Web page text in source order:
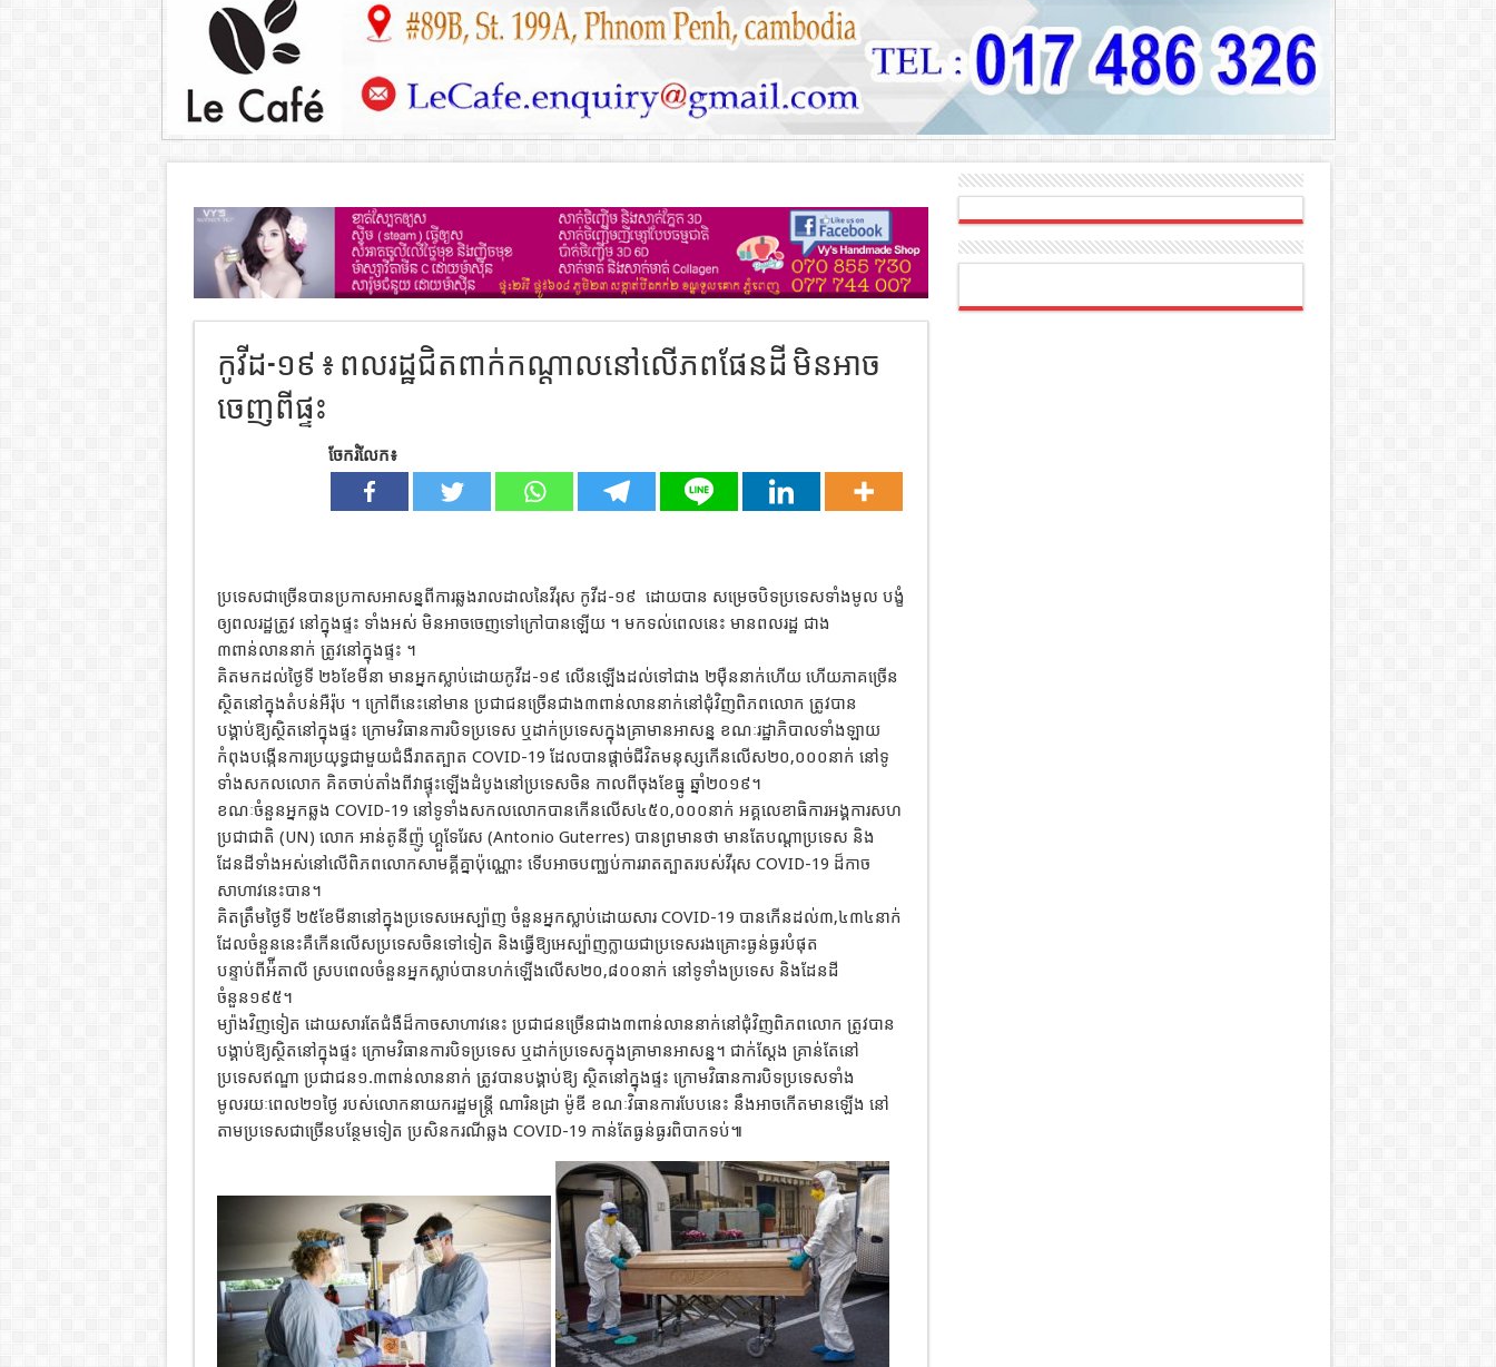
កូវីដ-១៩ ៖ ពលរដ្ឋជិតពាក់កណ្តាលនៅលើភពផែនដី មិនអាច
ចេញពីផ្ទះ
ចែករំលែក៖
ប្រទេសជាច្រើនបានប្រកាសអាសន្នពីការឆ្លងរាលដាលនៃវីរុស កូវីដ-១៩ ដោយបាន សម្រេចបិទប្រទេសទាំងមូល បង្ខំ
ឲ្យពលរដ្ឋត្រូវ នៅក្នុងផ្ទះ ទាំងអស់ មិនអាចចេញទៅក្រៅបានឡើយ ។ មកទល់ពេលនេះ មានពលរដ្ឋ ជាង
៣ពាន់លាននាក់ ត្រូវនៅក្នុងផ្ទះ ។
គិតមកដល់ថ្ងៃទី ២៦ខែមីនា មានអ្នកស្លាប់ដោយកូវីដ-១៩ លើនឡើងដល់ទៅជាង ២ម៉ឺននាក់ហើយ ហើយភាគច្រើន
ស្ថិតនៅក្នុងតំបន់អឺរ៉ុប ។ ក្រៅពីនេះនៅមាន ប្រជាជនច្រើនជាង៣ពាន់លាននាក់នៅជុំវិញពិភពលោក ត្រូវបាន
បង្គាប់ឱ្យស្ថិតនៅក្នុងផ្ទះ ក្រោមវិធានការបិទប្រទេស ឬដាក់ប្រទេសក្នុងគ្រាមានអាសន្ន ខណៈរដ្ឋាភិបាលទាំងឡាយ
កំពុងបង្កើនការប្រយុទ្ធជាមួយជំងឺរាតត្បាត COVID-19 ដែលបានផ្ដាច់ជីវិតមនុស្សកើនលើស២០,០០០នាក់ នៅទូ
ទាំងសកលលោក គិតចាប់តាំងពីវាផ្ទុះឡើងដំបូងនៅប្រទេសចិន កាលពីចុងខែធ្នូ ឆ្នាំ២០១៩។
ខណៈចំនួនអ្នកឆ្លង COVID-19 នៅទូទាំងសកលលោកបានកើនលើស៤៥០,០០០នាក់ អគ្គលេខាធិការអង្គការសហ
ប្រជាជាតិ (UN) លោក អាន់តូនីញ៉ូ ហ្គួទែរែស (Antonio Guterres) បានព្រមានថា មានតែបណ្ដាប្រទេស និង
ដែនដីទាំងអស់នៅលើពិភពលោកសាមគ្គីគ្នាប៉ុណ្ណោះ ទើបអាចបញ្ឈប់ការរាតត្បាតរបស់វីរុស COVID-19 ដ៏កាច
សាហាវនេះបាន។
គិតត្រឹមថ្ងៃទី ២៥ខែមីនានៅក្នុងប្រទេសអេស្ប៉ាញ ចំនួនអ្នកស្លាប់ដោយសារ COVID-19 បានកើនដល់៣,៤៣៤នាក់
ដែលចំនួននេះគឺកើនលើសប្រទេសចិនទៅទៀត និងធ្វើឱ្យអេស្ប៉ាញក្លាយជាប្រទេសរងគ្រោះធ្ងន់ធ្ងរបំផុត
បន្ទាប់ពីអ៉ីតាលី ស្របពេលចំនួនអ្នកស្លាប់បានហក់ឡើងលើស២០,៨០០នាក់ នៅទូទាំងប្រទេស និងដែនដី
ចំនួន១៩៥។
ម្យ៉ាងវិញទៀត ដោយសារតែជំងឺដ៏កាចសាហាវនេះ ប្រជាជនច្រើនជាង៣ពាន់លាននាក់នៅជុំវិញពិភពលោក ត្រូវបាន
បង្គាប់ឱ្យស្ថិតនៅក្នុងផ្ទះ ក្រោមវិធានការបិទប្រទេស ឬដាក់ប្រទេសក្នុងគ្រាមានអាសន្ន។ ជាក់ស្ដែង គ្រាន់តែនៅ
ប្រទេសឥណ្ឌា ប្រជាជន១.៣ពាន់លាននាក់ ត្រូវបានបង្គាប់ឱ្យ ស្ថិតនៅក្នុងផ្ទះ ក្រោមវិធានការបិទប្រទេសទាំង
មូលរយៈពេល២១ថ្ងៃ របស់លោកនាយករដ្ឋមន្ត្រី ណារិនដ្រា ម៉ូឌី ខណៈវិធានការបែបនេះ នឹងអាចកើតមានឡើង នៅ
តាមប្រទេសជាច្រើនបន្ថែមទៀត ប្រសិនករណីឆ្លង COVID-19 កាន់តែធ្ងន់ធ្ងរពិបាកទប់៕